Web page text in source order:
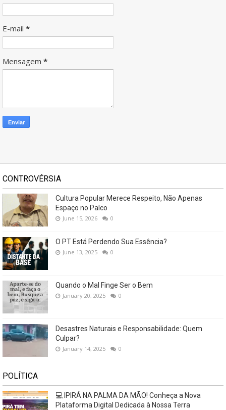
E-mail *
Mensagem *
CONTROVÉRSIA
Cultura Popular Merece Respeito, Não Apenas
Espaço no Palco
June 15, 2026 0
O PT Está Perdendo Sua Essência?
June 13, 2025 0
Quando o Mal Finge Ser o Bem
January 20, 2025 0
Desastres Naturais e Responsabilidade: Quem
Culpar?
January 14, 2025 0
POLÍTICA
💻 IPIRÁ NA PALMA DA MÃO! Conheça a Nova
Plataforma Digital Dedicada à Nossa Terra